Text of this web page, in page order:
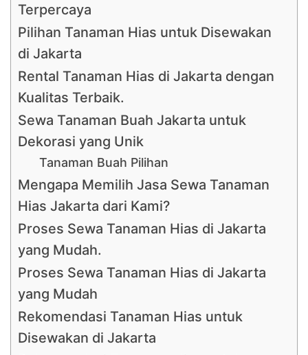
Terpercaya
Pilihan Tanaman Hias untuk Disewakan
di Jakarta
Rental Tanaman Hias di Jakarta dengan
Kualitas Terbaik.
Sewa Tanaman Buah Jakarta untuk
Dekorasi yang Unik
Tanaman Buah Pilihan
Mengapa Memilih Jasa Sewa Tanaman
Hias Jakarta dari Kami?
Proses Sewa Tanaman Hias di Jakarta
yang Mudah.
Proses Sewa Tanaman Hias di Jakarta
yang Mudah
Rekomendasi Tanaman Hias untuk
Disewakan di Jakarta